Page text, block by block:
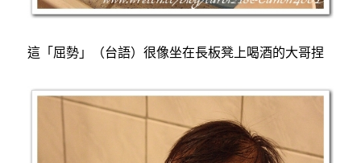
這「屈勢」（台語）很像坐在長板凳上喝酒的大哥捏